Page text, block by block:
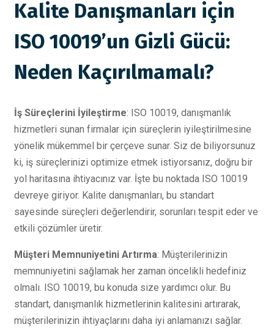
Kalite Danışmanları için
ISO 10019’un Gizli Gücü:
Neden Kaçırılmamalı?
İş Süreçlerini İyileştirme: ISO 10019, danışmanlık
hizmetleri sunan firmalar için süreçlerin iyileştirilmesine
yönelik mükemmel bir çerçeve sunar. Siz de biliyorsunuz
ki, iş süreçlerinizi optimize etmek istiyorsanız, doğru bir
yol haritasına ihtiyacınız var. İşte bu noktada ISO 10019
devreye giriyor. Kalite danışmanları, bu standart
sayesinde süreçleri değerlendirir, sorunları tespit eder ve
etkili çözümler üretir.
Müşteri Memnuniyetini Artırma: Müşterilerinizin
memnuniyetini sağlamak her zaman öncelikli hedefiniz
olmalı. ISO 10019, bu konuda size yardımcı olur. Bu
standart, danışmanlık hizmetlerinin kalitesini artırarak,
müşterilerinizin ihtiyaçlarını daha iyi anlamanızı sağlar.